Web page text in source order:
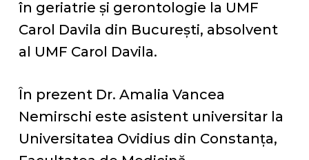
în geriatrie și gerontologie la UMF
Carol Davila din București, absolvent
al UMF Carol Davila.
În prezent Dr. Amalia Vancea
Nemirschi este asistent universitar la
Universitatea Ovidius din Constanța,